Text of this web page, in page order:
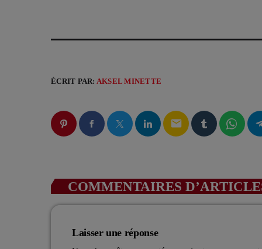
ÉCRIT PAR: AKSEL MINETTE
email
COMMENTAIRES
Laisser une réponse